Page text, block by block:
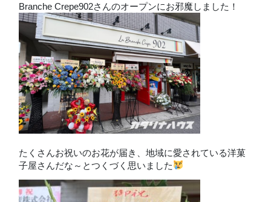
Branche Crepe902さんのオープンにお邪魔しました！
たくさんお祝いのお花が届き、地域に愛されている洋菓
子屋さんだな～とつくづく思いました